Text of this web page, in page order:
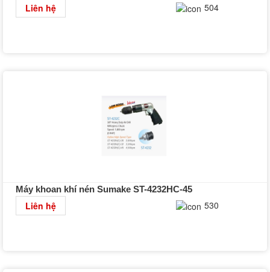
Liên hệ 504
Máy khoan khí nén Sumake ST-4232HC-45
Liên hệ 530